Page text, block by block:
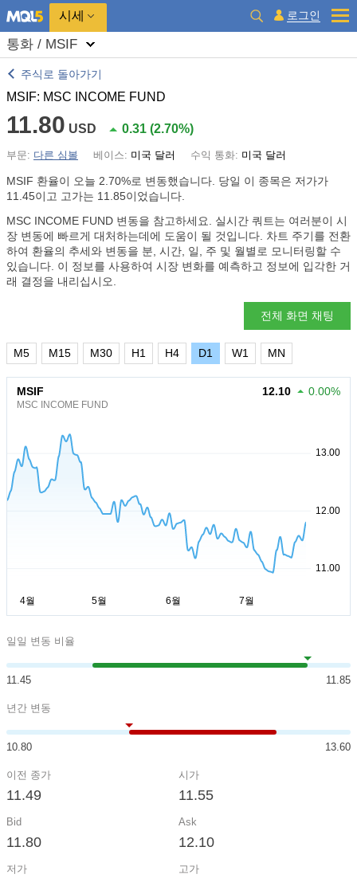
시세 로그인
통화 / MSIF
주식로 돌아가기
MSIF: MSC INCOME FUND
11.80 USD 0.31 (2.70%)
부문: 다른 심볼 베이스: 미국 달러 수익 통화: 미국 달러
MSIF 환율이 오늘 2.70%로 변동했습니다. 당일 이 종목은 저가가
11.45이고 고가는 11.85이었습니다.
MSC INCOME FUND 변동을 참고하세요. 실시간 쿼트는 여러분이 시
장 변동에 빠르게 대처하는데에 도움이 될 것입니다. 차트 주기를 전환
하여 환율의 추세와 변동을 분, 시간, 일, 주 및 월별로 모니터링할 수
있습니다. 이 정보를 사용하여 시장 변화를 예측하고 정보에 입각한 거
래 결정을 내리십시오.
전체 화면 채팅
M5 M15 M30 H1 H4 D1 W1 MN
MSIF
MSC INCOME FUND
12.10 0.00%
일일 변동 비율
11.45 11.85
년간 변동
10.80 13.60
이전 종가
11.49
시가
11.55
Bid
11.80
Ask
12.10
저가 고가